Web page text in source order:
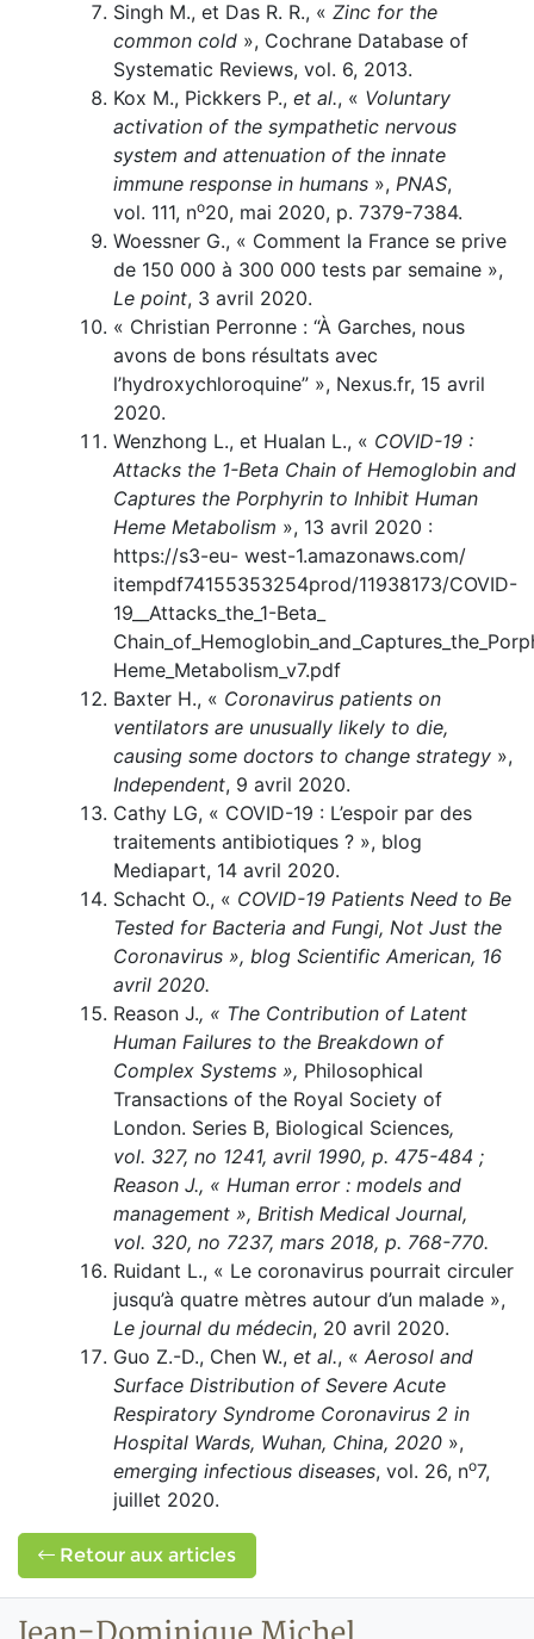
Singh M., et Das R. R., « Zinc for the
common cold », Cochrane Database of
Systematic Reviews, vol. 6, 2013.
Kox M., Pickkers P., et al., « Voluntary
activation of the sympathetic nervous
system and attenuation of the innate
immune response in humans », PNAS,
vol. 111, no20, mai 2020, p. 7379-7384.
Woessner G., « Comment la France se prive
de 150 000 à 300 000 tests par semaine »,
Le point, 3 avril 2020.
« Christian Perronne : “À Garches, nous
avons de bons résultats avec
l’hydroxychloroquine” », Nexus.fr, 15 avril
2020.
Wenzhong L., et Hualan L., « COVID-19 :
Attacks the 1-Beta Chain of Hemoglobin and
Captures the Porphyrin to Inhibit Human
Heme Metabolism », 13 avril 2020 :
https://s3-eu- west-1.amazonaws.com/
itempdf74155353254prod/11938173/COVID-
19__Attacks_the_1-Beta_
Heme_Metabolism_v7.pdf
Baxter H., « Coronavirus patients on
ventilators are unusually likely to die,
causing some doctors to change strategy »,
Independent, 9 avril 2020.
Cathy LG, « COVID-19 : L’espoir par des
traitements antibiotiques ? », blog
Mediapart, 14 avril 2020.
Schacht O., « COVID-19 Patients Need to Be
Tested for Bacteria and Fungi, Not Just the
Coronavirus », blog Scientific American, 16
avril 2020.
Reason J., « The Contribution of Latent
Human Failures to the Breakdown of
Complex Systems », Philosophical
Transactions of the Royal Society of
London. Series B, Biological Sciences,
vol. 327, no 1241, avril 1990, p. 475-484 ;
Reason J., « Human error : models and
management », British Medical Journal,
vol. 320, no 7237, mars 2018, p. 768-770.
Ruidant L., « Le coronavirus pourrait circuler
jusqu’à quatre mètres autour d’un malade »,
Le journal du médecin, 20 avril 2020.
Guo Z.-D., Chen W., et al., « Aerosol and
Surface Distribution of Severe Acute
Respiratory Syndrome Coronavirus 2 in
Hospital Wards, Wuhan, China, 2020 »,
emerging infectious diseases, vol. 26, no7,
juillet 2020.
Retour aux articles